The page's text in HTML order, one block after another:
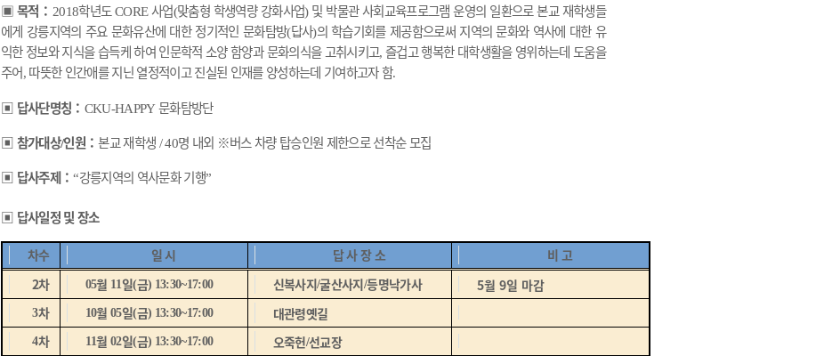
▣목적 ： 2018학년도CORE사업(맞춤형 학생역량 강화사업) 및 박물관 사회교육프로그램 운영의 일환으로 본교 재학생들
에게 강릉지역의 주요 문화유산에 대한 정기적인 문화탐방(답사)의 학습기회를 제공함으로써 지역의 문화와 역사에 대한 유
익한 정보와 지식을 습득케 하여 인문학적 소양 함양과 문화의식을 고취시키고,즐겁고 행복한 대학생활을 영위하는데 도움을
주어, 따뜻한 인간애를 지닌 열정적이고 진실된 인재를 양성하는데 기여하고자 함.
▣ 답사단명칭 ： CKU-HAPPY문화탐방단
▣참가대상/인원 ：본교 재학생 / 40명 내외 ※버스 차량 탑승인원 제한으로 선착순 모집
▣ 답사주제：“강릉지역의 역사문화 기행”
▣ 답사일정 및 장소
차수 일 시 답 사 장 소
비 고
2차
05월 11일(금) 13:30~17:00 신복사지/굴산사지/등명낙가사 5월 9일 마감
3차 10월05일(금) 13:30~17:00 대관령옛길
4차 11월02일(금) 13:30~17:00 오죽헌/선교장